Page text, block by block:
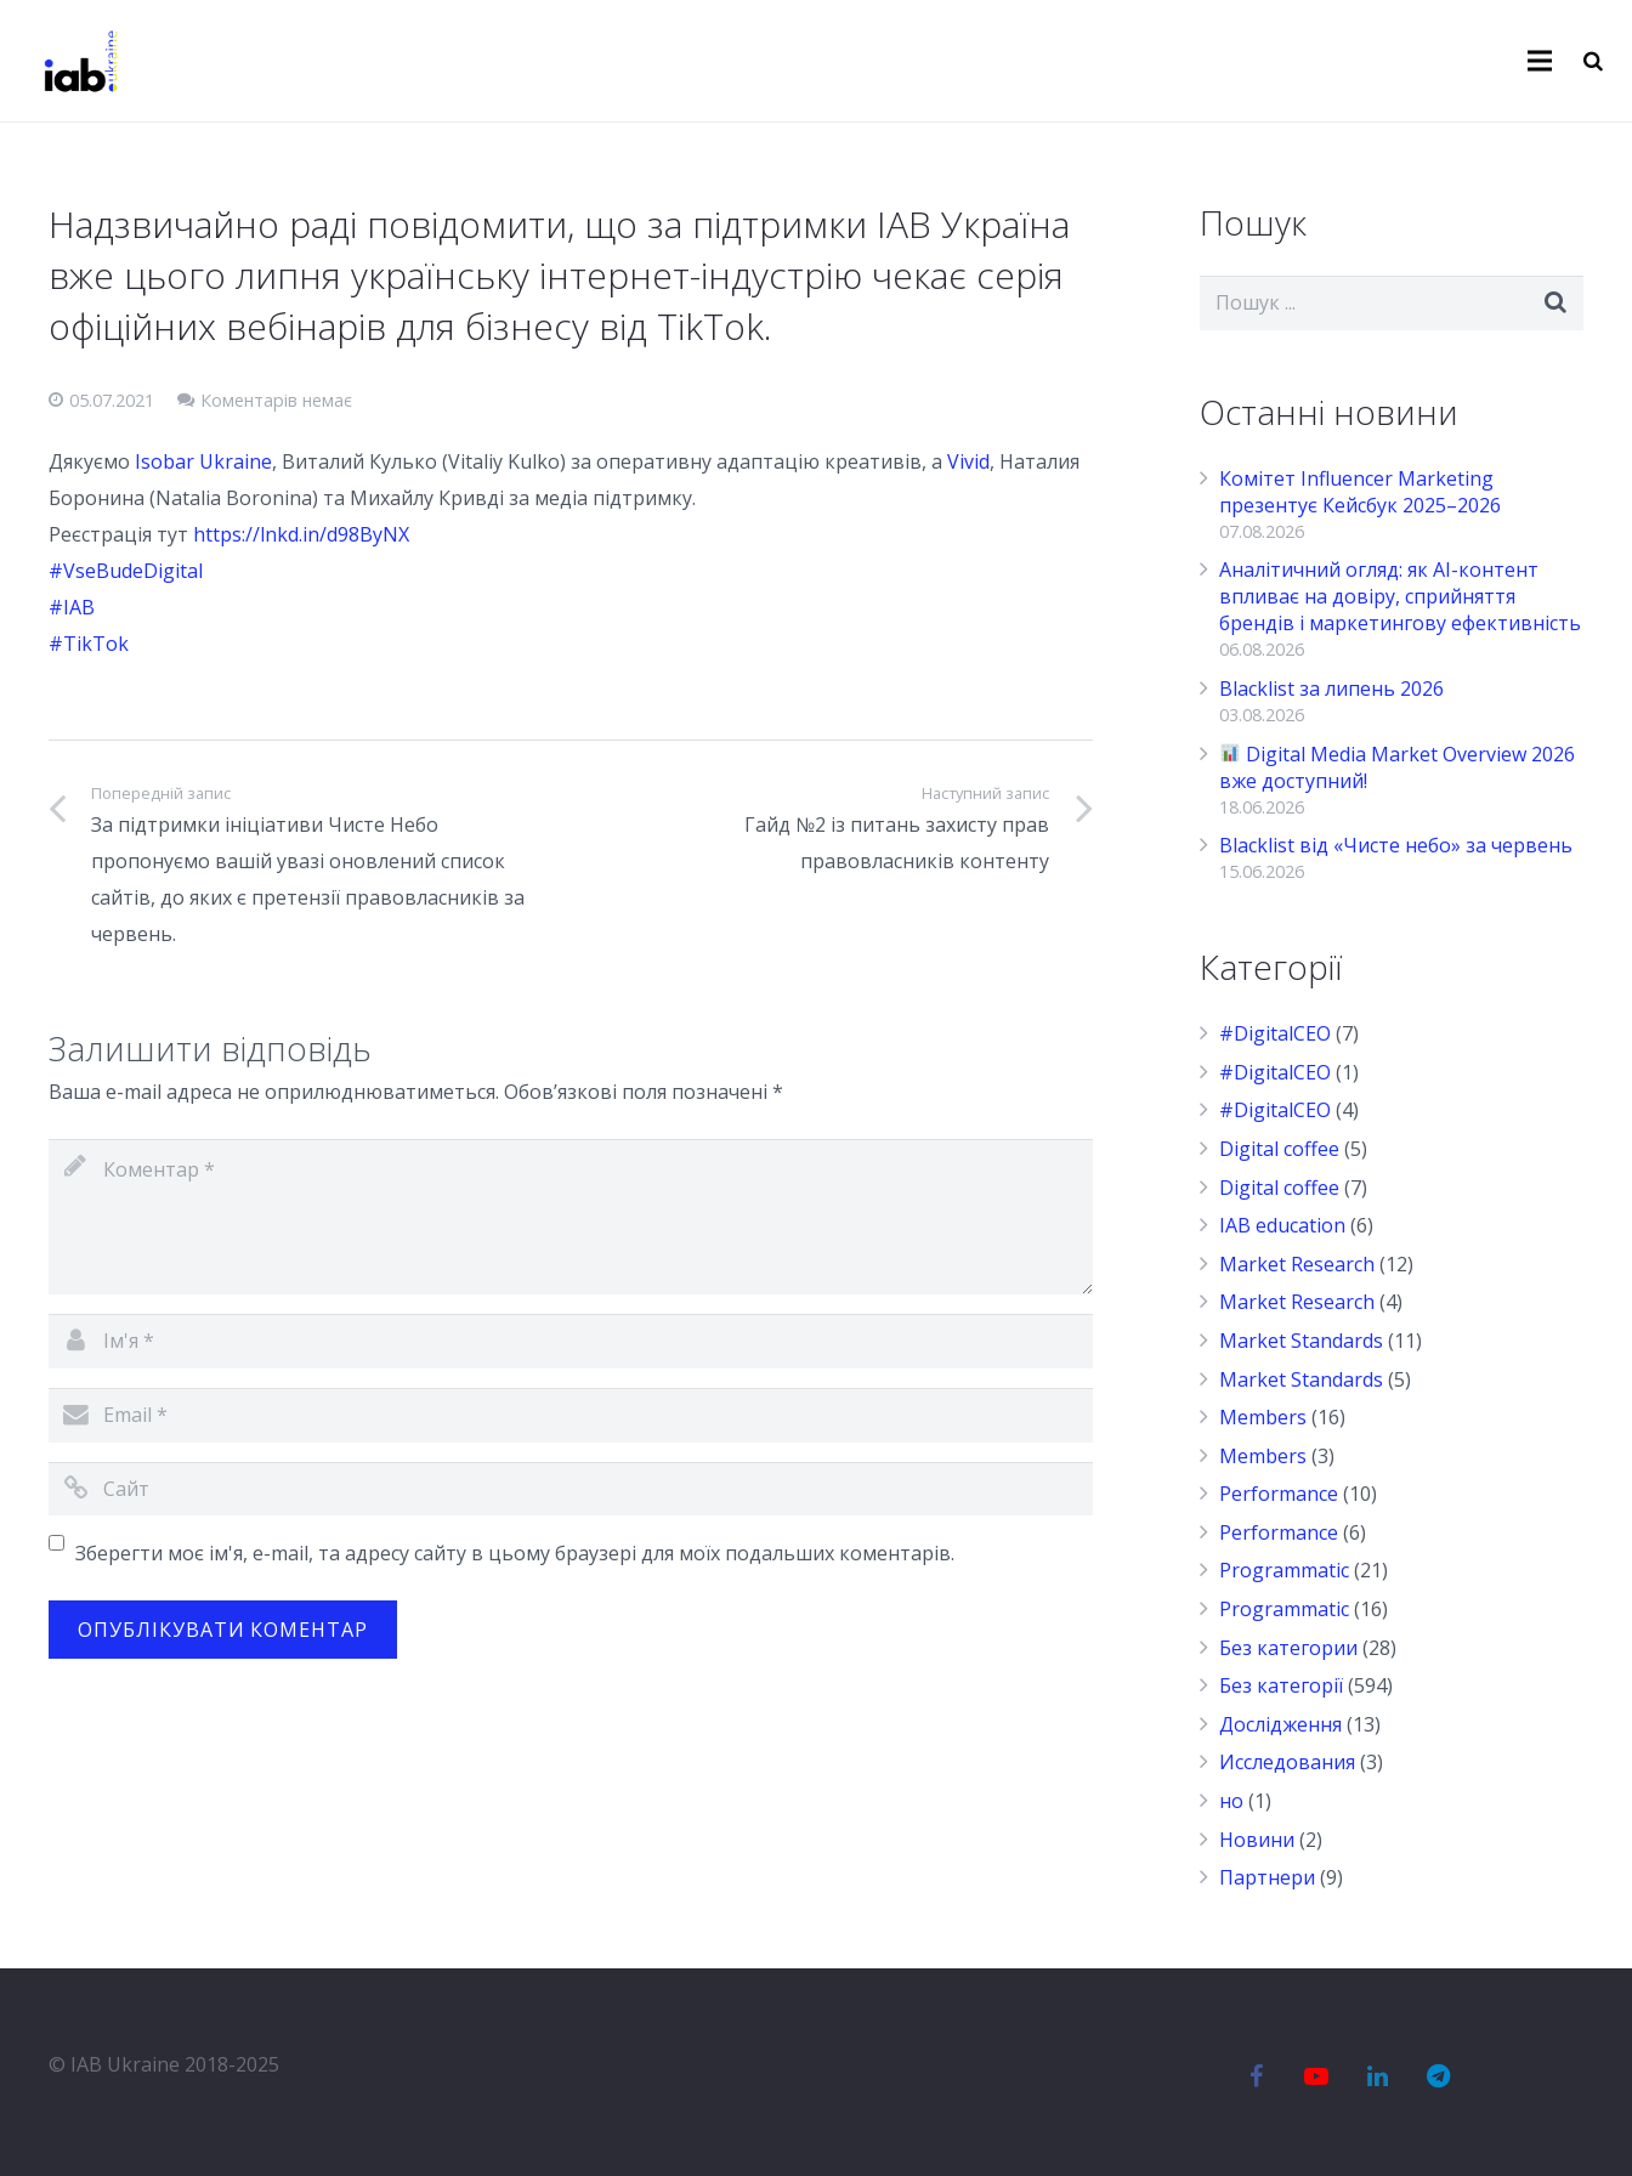
Надзвичайно раді повідомити, що за підтримки IAB Україна
вже цього липня українську інтернет-індустрію чекає серія
офіційних вебінарів для бізнесу від TikTok.
05.07.2021 Коментарів немає
Дякуємо Isobar Ukraine, Виталий Кулько (Vitaliy Kulko) за оперативну адаптацію креативів, а Vivid, Наталия
Боронина (Natalia Boronina) та Михайлу Кривді за медіа підтримку.
Реєстрація тут https://lnkd.in/d98ByNX
#VseBudeDigital
#IAB
#TikTok
Попередній запис
За підтримки ініціативи Чисте Небо
пропонуємо вашій увазі оновлений список
сайтів, до яких є претензії правовласників за
червень.
Наступний запис
Гайд №2 із питань захисту прав
правовласників контенту
Залишити відповідь
Ваша e-mail адреса не оприлюднюватиметься. Обов’язкові поля позначені *
Зберегти моє ім'я, e-mail, та адресу сайту в цьому браузері для моїх подальших коментарів.
Пошук
Останні новини
Комітет Influencer Marketing
презентує Кейсбук 2025–2026
07.08.2026
Аналітичний огляд: як AI-контент
впливає на довіру, сприйняття
брендів і маркетингову ефективність
06.08.2026
Blacklist за липень 2026
03.08.2026
Digital Media Market Overview 2026
вже доступний!
18.06.2026
Blacklist від «Чисте небо» за червень
15.06.2026
Категорії
#DigitalCEO (7)
#DigitalCEO (1)
#DigitalCEO (4)
Digital coffee (5)
Digital coffee (7)
IAB education (6)
Market Research (12)
Market Research (4)
Market Standards (11)
Market Standards (5)
Members (16)
Members (3)
Performance (10)
Performance (6)
Programmatic(21)
Programmatic(16)
Без категории (28)
Без категорії(594)
Дослідження (13)
Исследования (3)
но (1)
Новини (2)
Партнери (9)
© IAB Ukraine 2018-2025